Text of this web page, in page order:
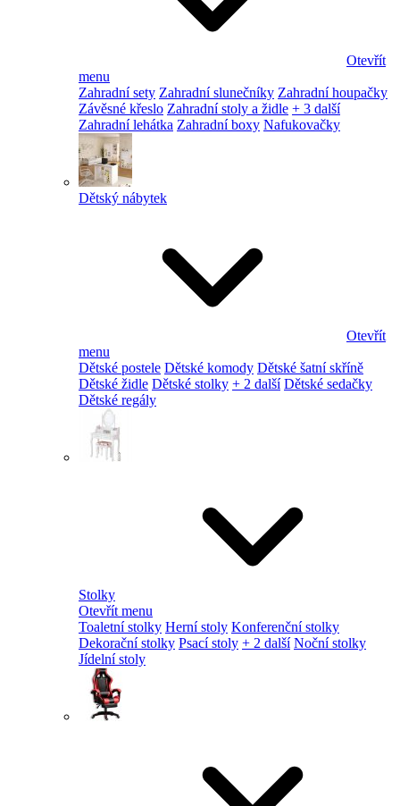
Otevřít
menu
Zahradní sety Zahradní slunečníky Zahradní houpačky
Závěsné křeslo Zahradní stoly a židle + 3 další
Zahradní lehátka Zahradní boxy Nafukovačky
Dětský nábytek
Otevřít
menu
Dětské postele Dětské komody Dětské šatní skříně
Dětské židle Dětské stolky + 2 další Dětské sedačky
Dětské regály
Stolky
Otevřít menu
Toaletní stolky Herní stoly Konferenční stolky
Dekorační stolky Psací stoly + 2 další Noční stolky
Jídelní stoly